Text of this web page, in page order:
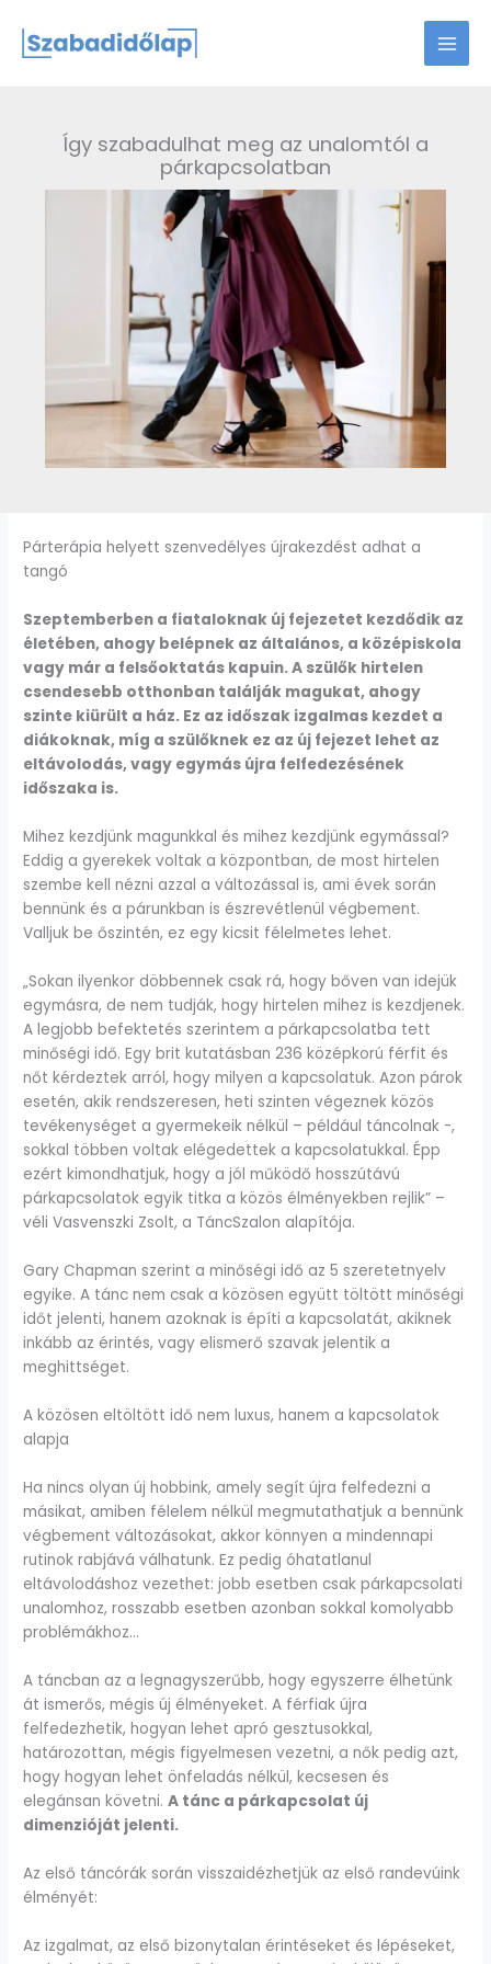
content
Így szabadulhat meg az unalomtól a
párkapcsolatban
Párterápia helyett szenvedélyes újrakezdést adhat a
tangó
Szeptemberben a fiataloknak új fejezetet kezdődik az
életében, ahogy belépnek az általános, a középiskola
vagy már a felsőoktatás kapuin. A szülők hirtelen
csendesebb otthonban találják magukat, ahogy
szinte kiürült a ház. Ez az időszak izgalmas kezdet a
diákoknak, míg a szülőknek ez az új fejezet lehet az
eltávolodás, vagy egymás újra felfedezésének
időszaka is.
Mihez kezdjünk magunkkal és mihez kezdjünk egymással?
Eddig a gyerekek voltak a központban, de most hirtelen
szembe kell nézni azzal a változással is, ami évek során
bennünk és a párunkban is észrevétlenül végbement.
Valljuk be őszintén, ez egy kicsit félelmetes lehet.
„Sokan ilyenkor döbbennek csak rá, hogy bőven van idejük
egymásra, de nem tudják, hogy hirtelen mihez is kezdjenek.
A legjobb befektetés szerintem a párkapcsolatba tett
minőségi idő. Egy brit kutatásban 236 középkorú férfit és
nőt kérdeztek arról, hogy milyen a kapcsolatuk. Azon párok
esetén, akik rendszeresen, heti szinten végeznek közös
tevékenységet a gyermekeik nélkül – például táncolnak -,
sokkal többen voltak elégedettek a kapcsolatukkal. Épp
ezért kimondhatjuk, hogy a jól működő hosszútávú
párkapcsolatok egyik titka a közös élményekben rejlik” –
véli Vasvenszki Zsolt, a TáncSzalon alapítója.
Gary Chapman szerint a minőségi idő az 5 szeretetnyelv
egyike. A tánc nem csak a közösen együtt töltött minőségi
időt jelenti, hanem azoknak is építi a kapcsolatát, akiknek
inkább az érintés, vagy elismerő szavak jelentik a
meghittséget.
A közösen eltöltött idő nem luxus, hanem a kapcsolatok
alapja
Ha nincs olyan új hobbink, amely segít újra felfedezni a
másikat, amiben félelem nélkül megmutathatjuk a bennünk
végbement változásokat, akkor könnyen a mindennapi
rutinok rabjává válhatunk. Ez pedig óhatatlanul
eltávolodáshoz vezethet: jobb esetben csak párkapcsolati
unalomhoz, rosszabb esetben azonban sokkal komolyabb
problémákhoz…
A táncban az a legnagyszerűbb, hogy egyszerre élhetünk
át ismerős, mégis új élményeket. A férfiak újra
felfedezhetik, hogyan lehet apró gesztusokkal,
határozottan, mégis figyelmesen vezetni, a nők pedig azt,
hogy hogyan lehet önfeladás nélkül, kecsesen és
elegánsan követni.A tánc a párkapcsolat új
dimenzióját jelenti.
Az első táncórák során visszaidézhetjük az első randevúink
élményét:
Az izgalmat, az első bizonytalan érintéseket és lépéseket,